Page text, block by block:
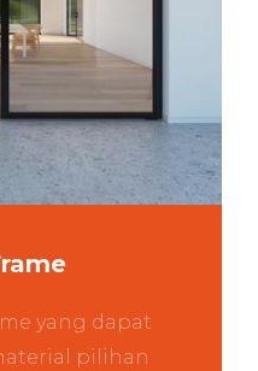
yang dapat
pilihan